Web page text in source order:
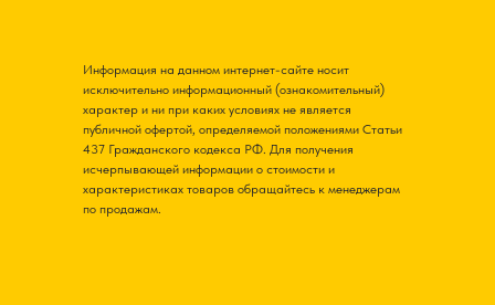
Информация на данном интернет-сайте носит
исключительно информационный (ознакомительный)
характер и ни при каких условиях не является
публичной офертой, определяемой положениями Статьи
437 Гражданского кодекса РФ. Для получения
исчерпывающей информации о стоимости и
характеристиках товаров обращайтесь к менеджерам
по продажам.